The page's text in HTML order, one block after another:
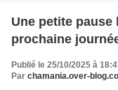
Une petite pause
prochaine
Publié le 25/10/2025 à
Par chamania.over-